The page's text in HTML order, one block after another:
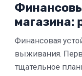
магазина:
Финансовая
выживания.
тщательное